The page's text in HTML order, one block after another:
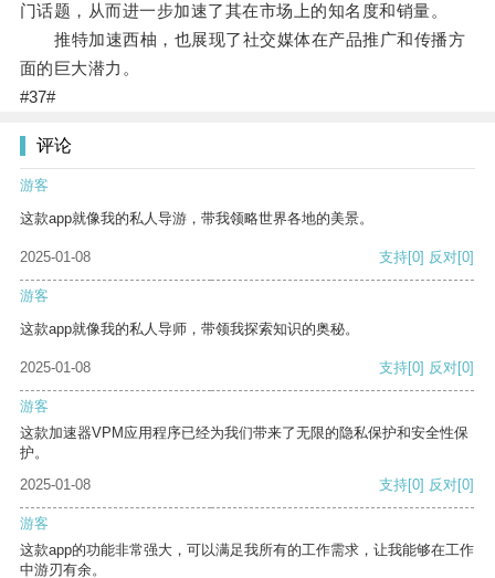
门话题，从而进一步加速了其在市场上的知名度和销量。
推特加速西柚，也展现了社交媒体在产品推广和传播方
面的巨大潜力。
#37#
评论
游客
这款app就像我的私人导游，带我领略世界各地的美景。
2025-01-08 支持[0] 反对[0]
游客
这款app就像我的私人导师，带领我探索知识的奥秘。
2025-01-08 支持[0] 反对[0]
游客
这款加速器VPM应用程序已经为我们带来了无限的隐私保护和安全性保
护。
2025-01-08
支持[0] 反对[0]
游客
这款app的功能非常强大，可以满足我所有的工作需求，让我能够在工作
中游刃有余。